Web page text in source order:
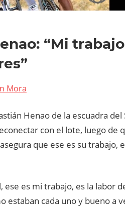
“Mi
Mora
Henao de la escuadra
con el lote, luego de
que ese es su trabajo,
ese es mi trabajo, es la labor
estaban cada uno y bueno a